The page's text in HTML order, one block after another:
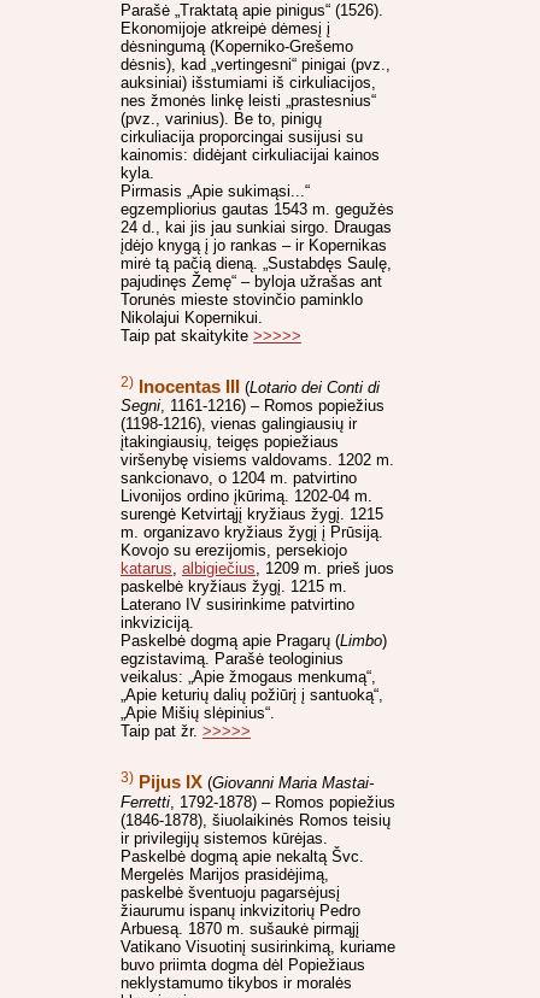
Parašė „Traktatą apie pinigus“ (1526).
Ekonomijoje atkreipė dėmesį į
dėsningumą (Koperniko-Grešemo
dėsnis), kad „vertingesni“ pinigai (pvz.,
auksiniai) išstumiami iš cirkuliacijos,
nes žmonės linkę leisti „prastesnius“
(pvz., varinius). Be to, pinigų
cirkuliacija proporcingai susijusi su
kainomis: didėjant cirkuliacijai kainos
kyla.
Pirmasis „Apie sukimąsi...“
egzempliorius gautas 1543 m. gegužės
24 d., kai jis jau sunkiai sirgo. Draugas
įdėjo knygą į jo rankas – ir Kopernikas
mirė tą pačią dieną. „Sustabdęs Saulę,
pajudinęs Žemę“ – byloja užrašas ant
Torunės mieste stovinčio paminklo
Nikolajui Kopernikui.
Taip pat skaitykite >>>>>
2) Inocentas III (Lotario dei Conti di
Segni, 1161-1216) – Romos popiežius
(1198-1216), vienas galingiausių ir
įtakingiausių, teigęs popiežiaus
viršenybę visiems valdovams. 1202 m.
sankcionavo, o 1204 m. patvirtino
Livonijos ordino įkūrimą. 1202-04 m.
surengė Ketvirtąjį kryžiaus žygį. 1215
m. organizavo kryžiaus žygį į Prūsiją.
Kovojo su erezijomis, persekiojo
katarus, albigiečius, 1209 m. prieš juos
paskelbė kryžiaus žygį. 1215 m.
Laterano IV susirinkime patvirtino
inkviziciją.
Paskelbė dogmą apie Pragarų (Limbo)
egzistavimą. Parašė teologinius
veikalus: „Apie žmogaus menkumą“,
„Apie keturių dalių požiūrį į santuoką“,
„Apie Mišių slėpinius“.
Taip pat žr. >>>>>
3) Pijus IX (Giovanni Maria Mastai-
Ferretti , 1792-1878) – Romos popiežius
(1846-1878), šiuolaikinės Romos teisių
ir privilegijų sistemos kūrėjas.
Paskelbė dogmą apie nekaltą Švc.
Mergelės Marijos prasidėjimą,
paskelbė šventuoju pagarsėjusį
žiaurumu ispanų inkvizitorių Pedro
Arbuesą. 1870 m. sušaukė pirmąjį
Vatikano Visuotinį susirinkimą, kuriame
buvo priimta dogma dėl Popiežiaus
neklystamumo tikybos ir moralės